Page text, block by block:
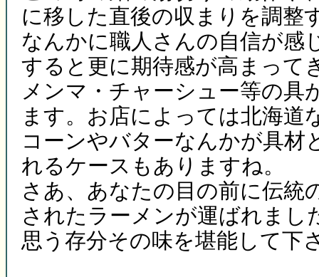
に移した直後の収まりを調整
なんかに職人さんの自信が感
すると更に期待感が高まって
メンマ・チャーシュー等の具
ます。お店によっては北海道
コーンやバターなんかが具材
れるケースもありますね。
さあ、あなたの目の前に伝統
されたラーメンが運ばれまし
思う存分その味を堪能して下